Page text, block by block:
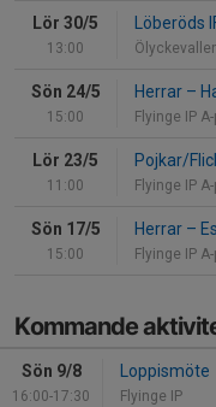
Lör 30/5
13:00
Löberöds
Sön 24/5
15:00
Herrar –
Flyinge IP
Lör 23/5
11:00
Pojkar/
Flyinge IP
Sön 17/5
15:00
Herrar –
Flyinge IP
Kommande
Sön 9/8
16:00-17:30
Loppismöte
Flyinge IP